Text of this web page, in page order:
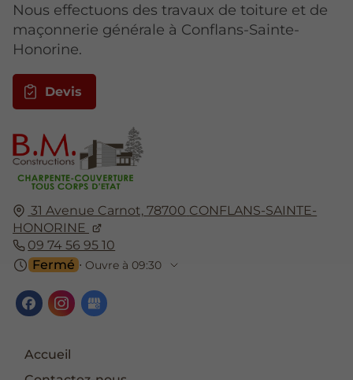
31 Avenue Carnot, 78700 CONFLANS-SAINTE-
HONORINE
09 74 56 95 10
Fermé ⋅ Ouvre à 09:30
Accueil
Nous effectuons des travaux de toiture et de
maçonnerie générale à Conflans-Sainte-
Honorine.
Devis